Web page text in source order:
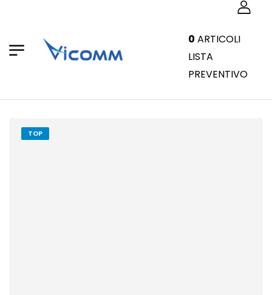
0 ARTICOLI
LISTA
PREVENTIVO
TOP